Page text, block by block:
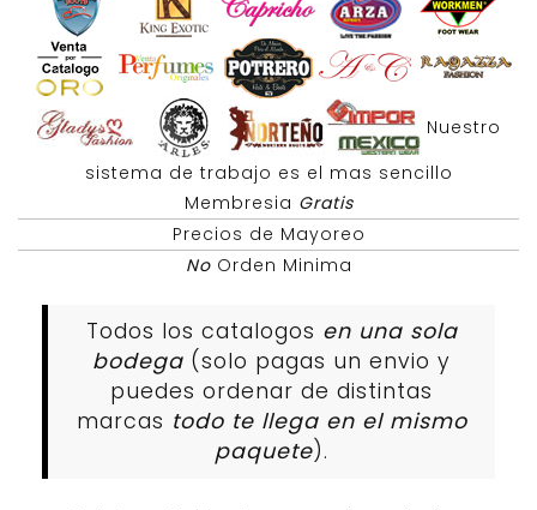
Nuestro
sistema de trabajo es el mas sencillo
Membresia Gratis
Precios de Mayoreo
NoOrden Minima
Todos los catalogos en una sola
bodega (solo pagas un envio y
puedes ordenar de distintas
marcas todo te llega en el mismo
paquete).